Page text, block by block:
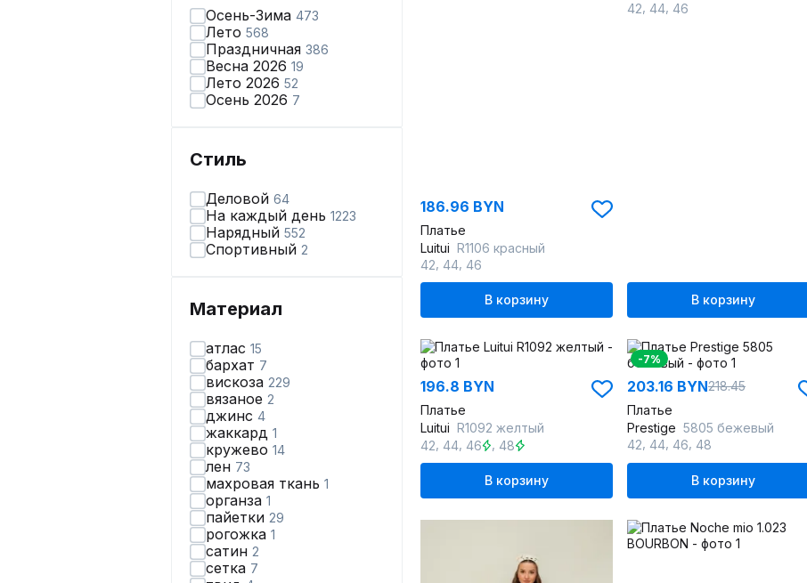
Осень-Зима 473
Лето 568
Праздничная 386
Весна 2026 19
Лето 2026 52
Осень 2026 7
Стиль
Деловой 64
На каждый день 1223
Нарядный 552
Спортивный 2
Материал
атлас 15
бархат 7
вискоза 229
вязаное 2
джинс 4
жаккард 1
кружево 14
лен 73
махровая ткань 1
органза 1
пайетки 29
рогожка 1
сатин 2
сетка 7
186.96 BYN
Платье
Luitui R1106 красный
42 44 46
В корзину
42 44 46
В корзину
196.8 BYN
Платье
Luitui R1092 желтый
42 44 46 48
В корзину
-7%
203.16 BYN218.45
Платье
Prestige 5805 бежевый
42 44 46 48
В корзину